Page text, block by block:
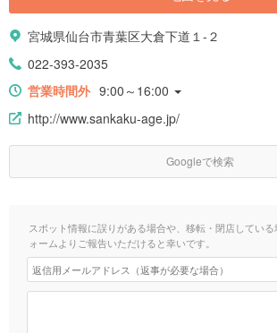
宮城県仙台市青葉区大倉下道１-２
022-393-2035
営業時間外 9:00～16:00
http://www.sankaku-age.jp/
Googleで検索
スポット情報に誤りがある場合や、移転・閉店してい
ォームよりご報告いただけると幸いです。